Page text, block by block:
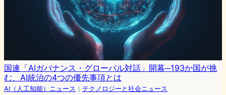
国連「AIガバナンス・グローバル対話」開幕─193か国が挑
む、AI統治の4つの優先事項とは
AI（人工知能）ニュース ｜ テクノロジーと社会ニュース